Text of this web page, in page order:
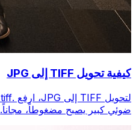
كيفية تحويل TIFF إلى JPG
ضوئي كبير يصبح مضغوطاً، مجاناً.